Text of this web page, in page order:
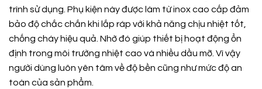
trình sử dụng. Phụ kiện này được làm từ inox cao cấp đảm
bảo độ chắc chắn khi lắp ráp với khả năng chịu nhiệt tốt,
chống cháy hiệu quả. Nhờ đó giúp thiết bị hoạt động ổn
định trong môi trường nhiệt cao và nhiều dầu mỡ. Vì vậy
người dùng luôn yên tâm về độ bền cũng như mức độ an
toàn của sản phẩm.